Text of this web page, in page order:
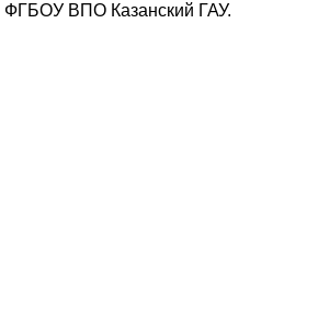
ФГБОУ ВПО Казанский ГАУ.